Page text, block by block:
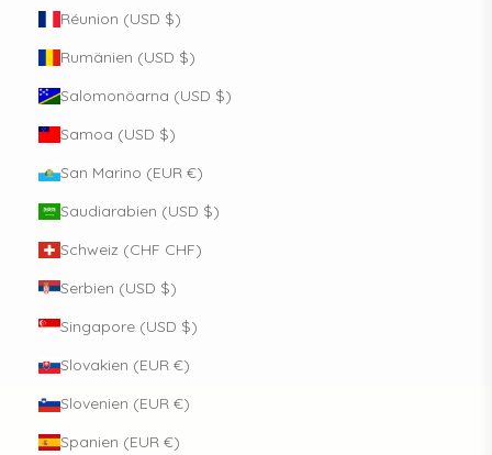
Réunion (USD $)
Rumänien (USD $)
Salomonöarna (USD $)
Samoa (USD $)
San Marino (EUR €)
Saudiarabien (USD $)
Schweiz (CHF CHF)
Serbien (USD $)
Singapore (USD $)
Slovakien (EUR €)
Slovenien (EUR €)
Spanien (EUR €)